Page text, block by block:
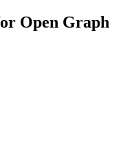
Open Graph